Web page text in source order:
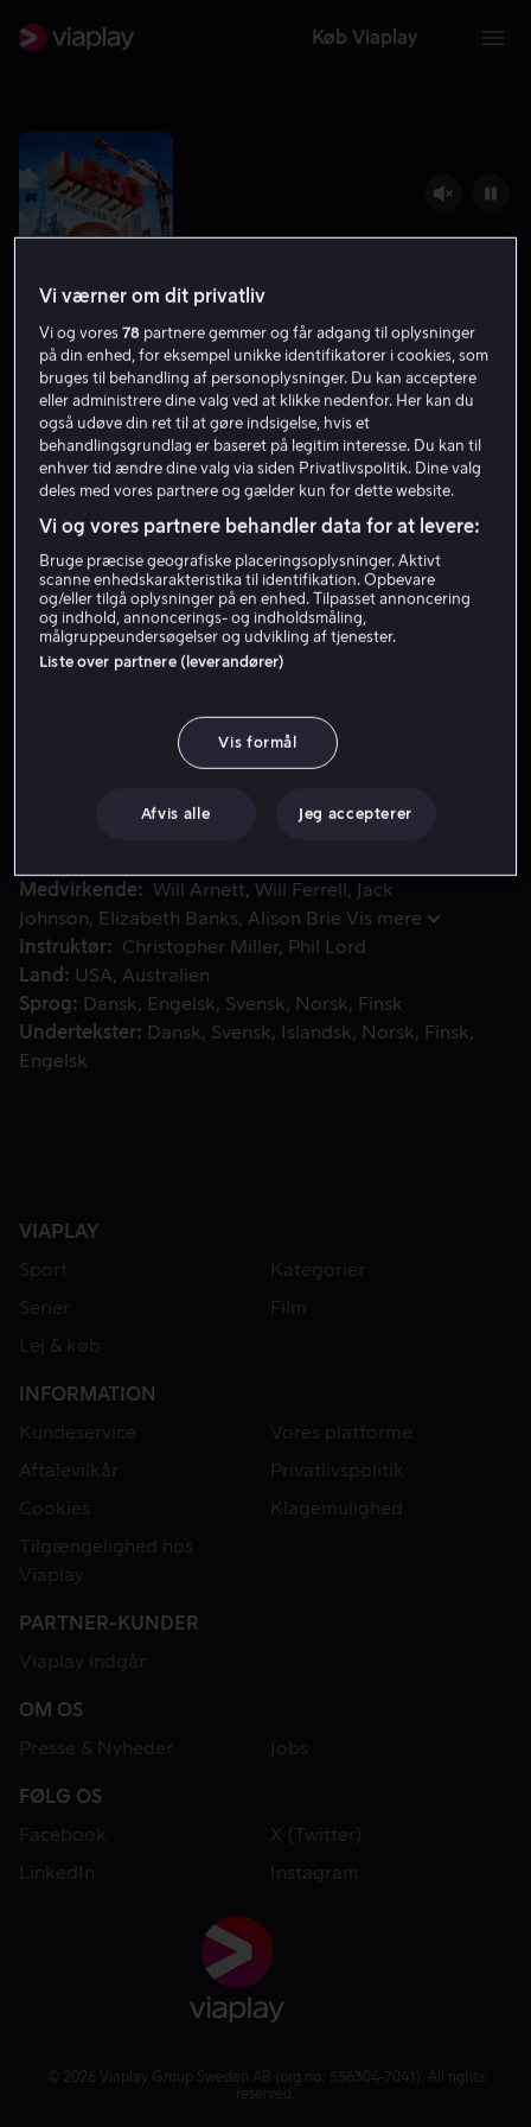
Køb Viaplay
Lego filmen - Et klodset eventyr
7.7 Komedie Familiefilm 2014
1 t. 36 min
7 år
HD
Få Viaplay
Se trailer
I den allerførste LEGO® biograffilm i fuld længde følger
I den allerførste LEGO® biograffilm i fuld længde følger
vi Emmet, en helt almindelig LEGO® minifigur, der
person i hele verden.
Medvirkende Will Arnett Will Ferrell
Jack
Johnson
Elizabeth Banks Alison Brie Vis mere
Instruktør
Christopher Miller
Phil Lord
Land
USA
Australien
Sprog
Dansk Engelsk Svensk Norsk
Finsk
Undertekster
Dansk Svensk Islandsk Norsk
Finsk
Engelsk
VIAPLAY
Sport
Kategorier
Serier
Film
Lej & køb
INFORMATION
Kundeservice
Vores platforme
Aftalevilkår
Privatlivspolitik
Cookies
Klagemulighed
Tilgængelighed hos
Viaplay
PARTNER-KUNDER
Viaplay indgår
OM OS
Presse & Nyheder
Jobs
FØLG OS
Facebook
X (Twitter)
LinkedIn
Instagram
© 2026 Viaplay Group Sweden AB (org.no: 556304-7041). All rights
reserved.
Vi værner om dit privatliv
Vi og vores78 partnere gemmer og får adgang til oplysninger
på din enhed, for eksempel unikke identifikatorer i cookies, som
bruges til behandling af personoplysninger. Du kan acceptere
eller administrere dine valg ved at klikke nedenfor. Her kan du
også udøve din ret til at gøre indsigelse, hvis et
behandlingsgrundlag er baseret på legitim interesse. Du kan til
enhver tid ændre dine valg via siden Privatlivspolitik. Dine valg
deles med vores partnere og gælder kun for dette website.
Vi og vores partnere behandler data for at levere:
Bruge præcise geografiske placeringsoplysninger. Aktivt
scanne enhedskarakteristika til identifikation. Opbevare
og/eller tilgå oplysninger på en enhed. Tilpasset annoncering
og indhold, annoncerings- og indholdsmåling,
målgruppeundersøgelser og udvikling af tjenester.
Liste over partnere (leverandører)
Vis formål
Afvis alle Jeg accepterer